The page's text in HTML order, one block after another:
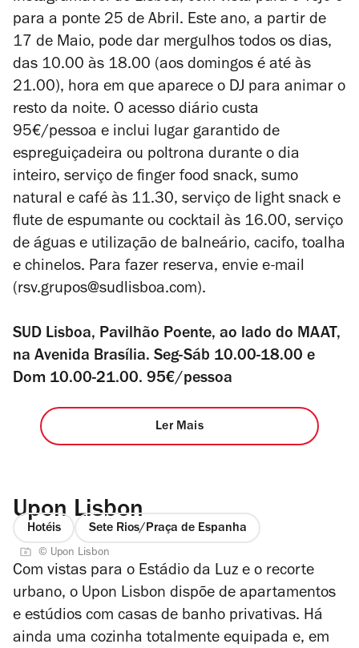
para a ponte 25 de Abril. Este ano, a partir de
17 de Maio, pode dar mergulhos todos os dias,
das 10.00 às 18.00 (aos domingos é até às
21.00), hora em que aparece o DJ para animar o
resto da noite. O acesso diário custa
95€/pessoa e inclui lugar garantido de
espreguiçadeira ou poltrona durante o dia
inteiro, serviço de finger food snack, sumo
natural e café às 11.30, serviço de light snack e
flute de espumante ou cocktail às 16.00, serviço
de águas e utilização de balneário, cacifo, toalha
e chinelos. Para fazer reserva, envie e-mail
(rsv.grupos@sudlisboa.com).
SUD Lisboa, Pavilhão Poente, ao lado do MAAT,
na Avenida Brasília. Seg-Sáb 10.00-18.00 e
Dom 10.00-21.00. 95€/pessoa
Ler Mais
Upon Lisbon
Hotéis Sete Rios/Praça de Espanha
© Upon Lisbon
Com vistas para o Estádio da Luz e o recorte
urbano, o Upon Lisbon dispõe de apartamentos
e estúdios com casas de banho privativas. Há
ainda uma cozinha totalmente equipada e, em